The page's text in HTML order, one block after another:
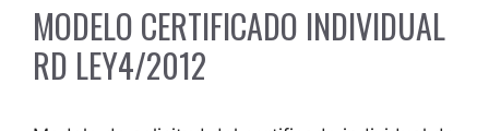
MODELO CERTIFICADO INDIVIDUAL
RD LEY4/2012